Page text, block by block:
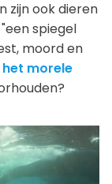
zijn ook dieren
spiegel
moord en
morele